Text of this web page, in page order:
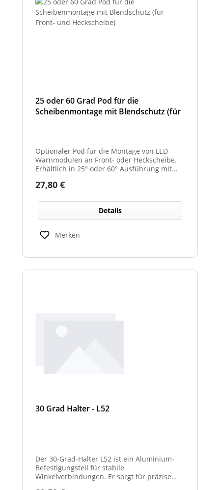
25 oder 60 Grad Pod für die
Scheibenmontage mit Blendschutz (für
Optionaler Pod für die Montage von LED-
Warnmodulen an Front- oder Heckscheibe.
Erhältlich in 25° oder 60° Ausführung mit
Regulärer Preis:
27,80 €
Details
Merken
30 Grad Halter - L52
Der 30-Grad-Halter L52 ist ein Aluminium-
Befestigungsteil für stabile
Winkelverbindungen. Er sorgt für präzise